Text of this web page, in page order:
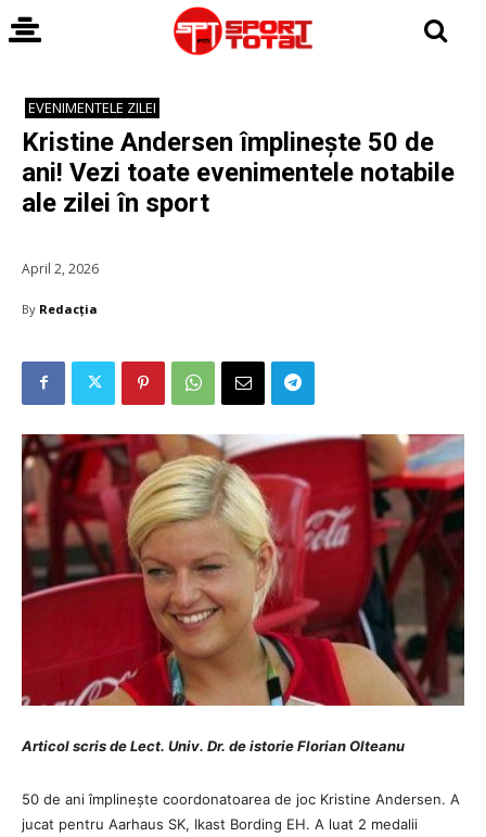
EVENIMENTELE ZILEI
Kristine Andersen împlinește 50 de
ani! Vezi toate evenimentele notabile
ale zilei în sport
April 2, 2026
By Redacția
Articol scris de Lect. Univ. Dr. de istorie Florian Olteanu
50 de ani împlinește coordonatoarea de joc Kristine Andersen. A
jucat pentru Aarhaus SK, Ikast Bording EH. A luat 2 medalii